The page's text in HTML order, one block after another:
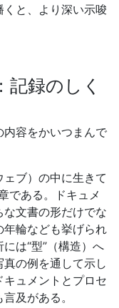
と、より深い示唆
記録のしく
容をかいつまんで
ェブ）の中に生きて
である。ドキュメ
文書の形だけでな
年輪なども挙げられ
は“型”（構造）へ
の例を通して示し
ュメントとプロセ
及がある。